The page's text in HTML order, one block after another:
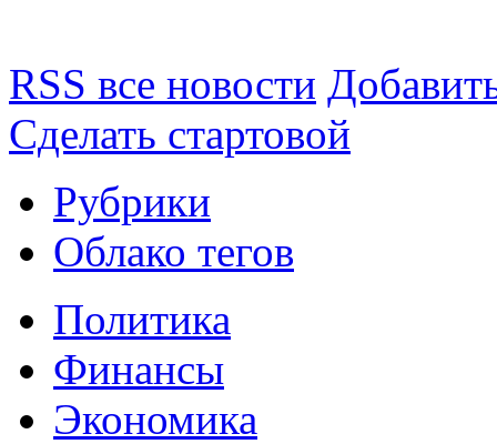
RSS все новости
Сделать стартовой
Рубрики
Облако тегов
Политика
Финансы
Экономика